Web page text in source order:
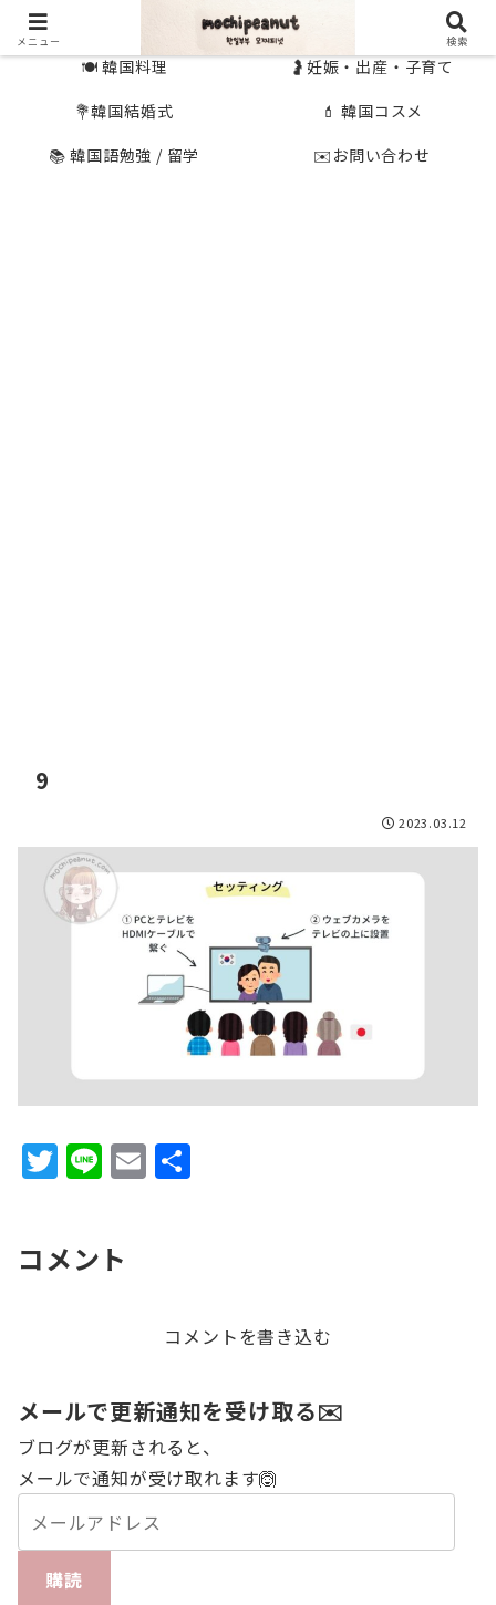
🍽 韓国料理
🤰妊娠・出産・子育て
💐韓国結婚式
💄 韓国コスメ
📚 韓国語勉強 / 留学
✉️お問い合わせ
9
2023.03.12
T
w
te
Li
n
E
m
コメント
コメントを書き込む
メールで更新通知を受け取る✉️
ブログが更新されると、
メールで通知が受け取れます🙆
購読
メニュー 検索